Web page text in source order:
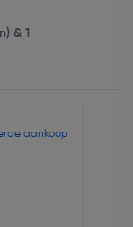
& 1
aankoop